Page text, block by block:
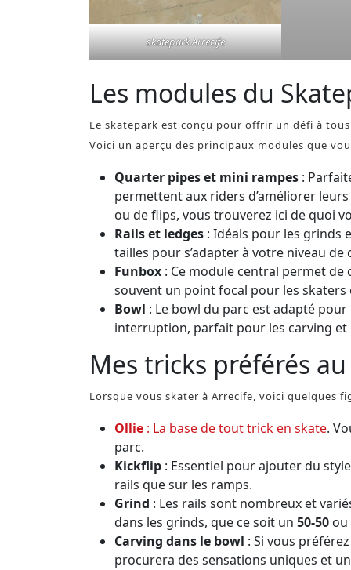
skatepark Arrecife
Les modules du
Le skatepark est conçu pour offrir un défi à
Voici un aperçu des principaux modules que
Quarter pipes et mini rampes :
permettent aux riders d’améliorer
ou de flips, vous trouverez ici de quoi
Rails et ledges : Idéals pour les grinds
tailles pour s’adapter à votre niveau de
Funbox : Ce module central permet
souvent un point focal pour les
Bowl : Le bowl du parc est adapté
interruption, parfait pour les carving et
Mes tricks préférés
Lorsque vous skater à Arrecife, voici quelques
Ollie : La base de tout trick en skate.
parc.
Kickflip : Essentiel pour ajouter du
rails que sur les ramps.
Grind : Les rails sont nombreux et
dans les grinds, que ce soit un 50-50
Carving dans le bowl : Si vous
procurera des sensations uniques et